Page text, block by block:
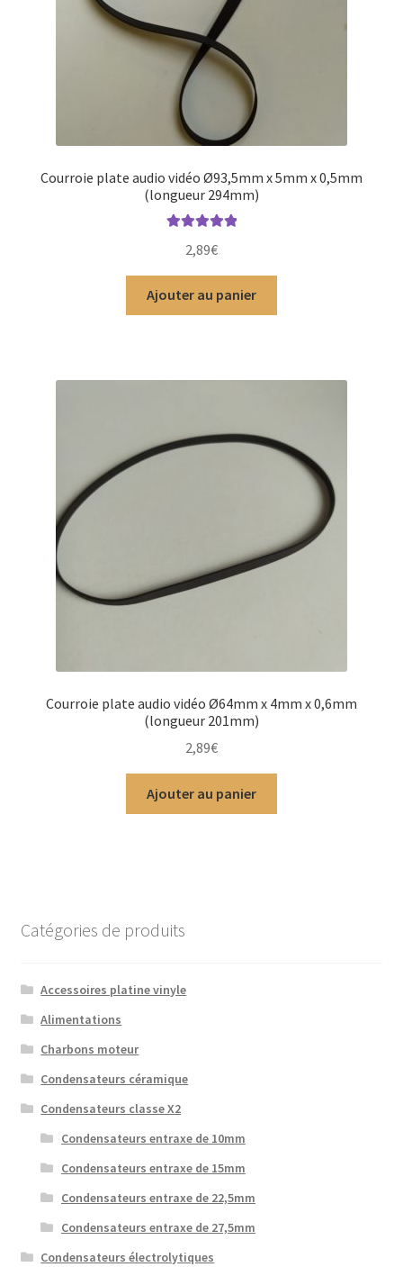
Courroie plate audio vidéo Ø93,5mm x 5mm x 0,5mm
(longueur 294mm)
2,89€
Ajouter au panier
Courroie plate audio vidéo Ø64mm x 4mm x 0,6mm
(longueur 201mm)
2,89€
Ajouter au panier
Catégories de produits
Accessoires platine vinyle
Alimentations
Charbons moteur
Condensateurs céramique
Condensateurs classe X2
Condensateurs entraxe de 10mm
Condensateurs entraxe de 15mm
Condensateurs entraxe de 22,5mm
Condensateurs entraxe de 27,5mm
Condensateurs électrolytiques